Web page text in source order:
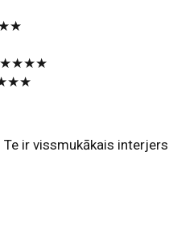
★★★★★
Te ir vissmukākais